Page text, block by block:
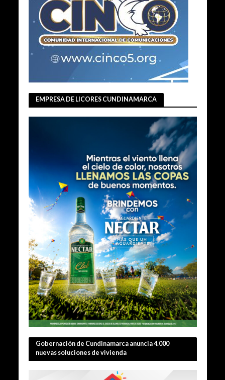
EMPRESA DE LICORES CUNDINAMARCA
Gobernación de Cundinamarca anuncia 4.000
nuevas soluciones de vivienda